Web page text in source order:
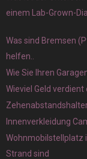
einem Lab-Grown-
Was sind Bremsen
helfen..
Wie Sie Ihren
Wieviel Geld
Innenverkleidung
Wohnmobilstellplatz
Strand sind